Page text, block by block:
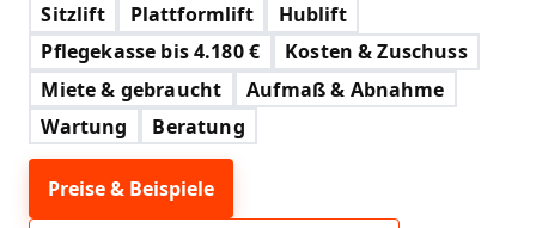
Sitzlift Plattformlift
Hublift
Pflegekasse bis 4.180 €
Kosten & Zuschuss
Miete & gebraucht
Aufmaß & Abnahme
Wartung
Beratung
Preise & Beispiele